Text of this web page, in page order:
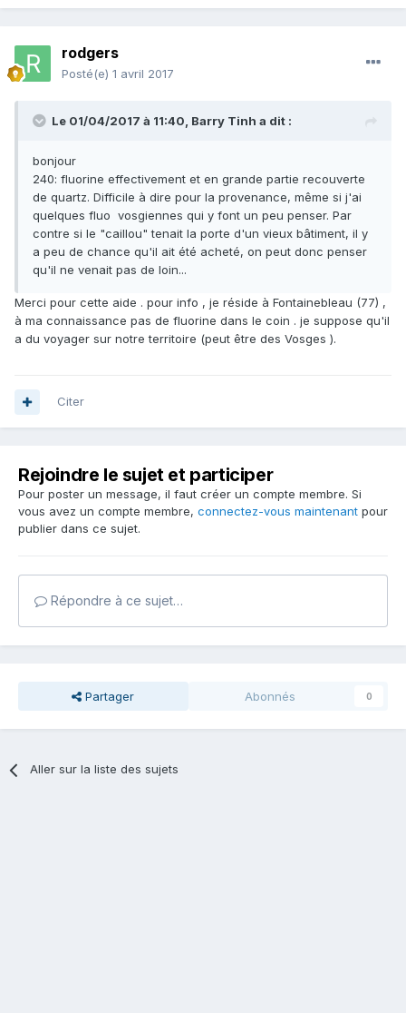
rodgers
Posté(e) 1 avril 2017
Le 01/04/2017 à 11:40, Barry Tinh a dit :
bonjour
240: fluorine effectivement et en grande partie recouverte
de quartz. Difficile à dire pour la provenance, même si j'ai
quelques fluo vosgiennes qui y font un peu penser. Par
contre si le "caillou" tenait la porte d'un vieux bâtiment, il y
a peu de chance qu'il ait été acheté, on peut donc penser
qu'il ne venait pas de loin...
Merci pour cette aide . pour info , je réside à Fontainebleau (77) ,
à ma connaissance pas de fluorine dans le coin . je suppose qu'il
a du voyager sur notre territoire (peut être des Vosges ).
Citer
Rejoindre le sujet et participer
Pour poster un message, il faut créer un compte membre. Si
vous avez un compte membre, connectez-vous maintenant pour
publier dans ce sujet.
Répondre à ce sujet…
Partager Abonnés 0
Aller sur la liste des sujets